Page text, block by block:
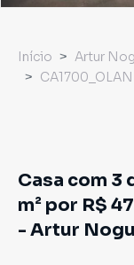
Início Artur
CA1700_OLAN
Casa com 3
m² por R$
- Artur